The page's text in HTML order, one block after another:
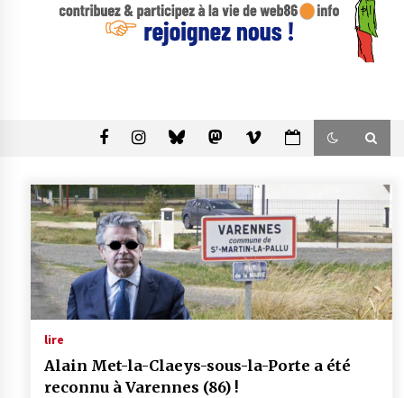
lire
Alain Met-la-Claeys-sous-la-Porte a été
reconnu à Varennes (86) !